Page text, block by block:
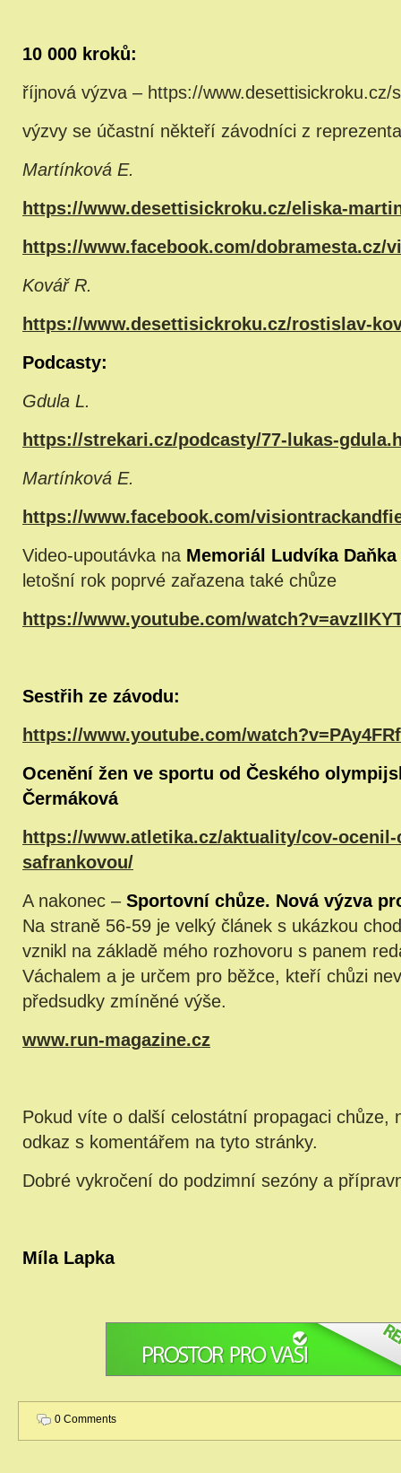
10 000 kroků:
říjnová výzva – https://www.desettisickroku.cz/
výzvy se účastní někteří závodníci z
Martínková E.
https://www.desettisickroku.cz/eliska-
https://www.facebook.com/dobramesta.cz/
Kovář R.
https://www.desettisickroku.cz/rostislav-
Podcasty:
Gdula L.
https://strekari.cz/podcasty/77-lukas-
Martínková E.
https://www.facebook.com/
Video-upoutávka na Memoriál Ludvíka
letošní rok poprvé zařazena také chůze
https://www.youtube.com/
Sestřih ze závodu:
https://www.youtube.com/
Ocenění žen ve sportu od Českého
Čermáková
https://www.atletika.cz/aktuality/cov-ocenil-
safrankovou/
A nakonec – Sportovní chůze. Nová výzva
Na straně 56-59 je velký článek s ukázkou
vznikl na základě mého rozhovoru s panem
Váchalem a je určem pro běžce, kteří chůzi
předsudky zmíněné výše.
www.run-magazine.cz
Pokud víte o další celostátní propagaci chůze,
odkaz s komentářem na tyto stránky.
Dobré vykročení do podzimní sezóny a
Míla Lapka
0 Comments